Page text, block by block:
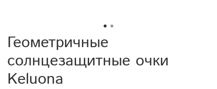
Геометричные
солнцезащитные очки
Keluona